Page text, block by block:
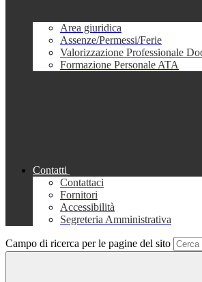
Area giuridica
Assenze/Permessi/Ferie
Valorizzazione Professionale
Formazione Personale ATA
Contatti
Contattaci
Fornitori
Accessibilità
Segreteria Amministrativa
Campo di ricerca per le pagine del sito